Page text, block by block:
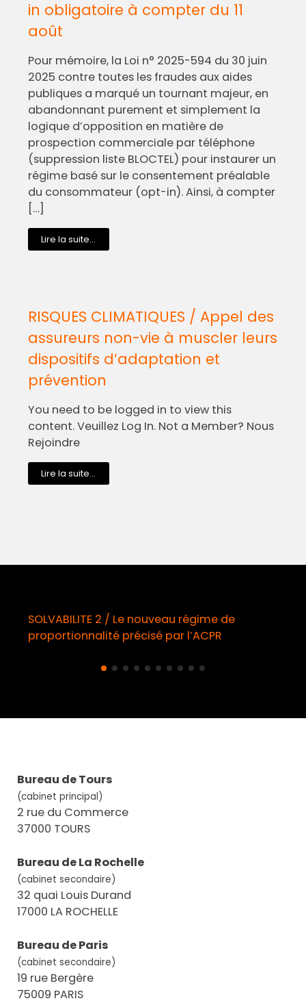
in obligatoire à compter du 11
août
Pour mémoire, la Loi n° 2025-594 du 30 juin
2025 contre toutes les fraudes aux aides
publiques a marqué un tournant majeur, en
abandonnant purement et simplement la
logique d’opposition en matière de
prospection commerciale par téléphone
(suppression liste BLOCTEL) pour instaurer un
régime basé sur le consentement préalable
du consommateur (opt-in). Ainsi, à compter
[…]
Lire la suite...
RISQUES CLIMATIQUES / Appel des
assureurs non-vie à muscler leurs
dispositifs d’adaptation et
prévention
You need to be logged in to view this
content. Veuillez Log In. Not a Member? Nous
Rejoindre
Lire la suite...
SOLVABILITE 2 / Le nouveau régime de
proportionnalité précisé par l’ACPR
Bureau de Tours
(cabinet principal)
2 rue du Commerce
37000 TOURS
Bureau de La Rochelle
(cabinet secondaire)
32 quai Louis Durand
17000 LA ROCHELLE
Bureau de Paris
(cabinet secondaire)
19 rue Bergère
75009 PARIS